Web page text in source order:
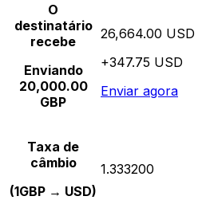
O
destinatário
recebe
Enviando
20,000.00
GBP
26,664.00 USD
+347.75 USD
Enviar agora
Taxa de
câmbio
(1GBP → USD)
1.333200